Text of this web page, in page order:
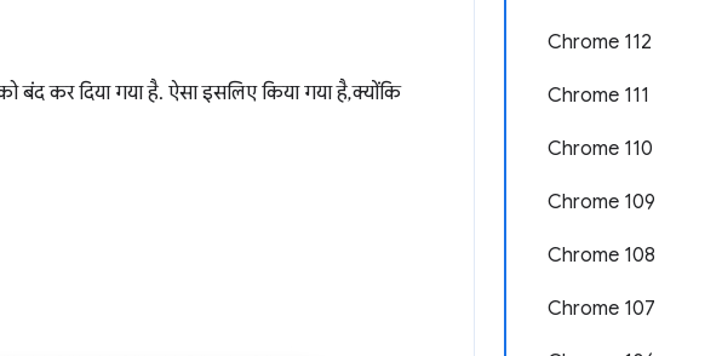
Chrome 112
Chrome 111
Chrome 110
Chrome 109
Chrome 108
Chrome 107
बंद कर दिया गया है. ऐसा इसलिए किया गया है, क्योंकि